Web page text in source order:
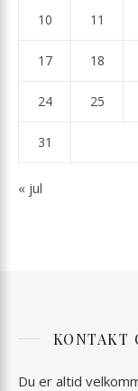
10 11
17 18
24 25
31
« jul
KONTAKT
Du er altid